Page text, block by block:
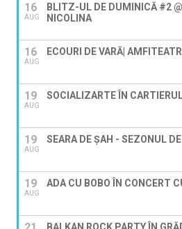
16
AUG
BLITZ-UL DE DUMINICĂ #2
NICOLINA
16
AUG
ECOURI DE VARĂ|
19
AUG
SOCIALIZARTE ÎN
19
AUG
SEARA DE ȘAH - SEZONUL
19
AUG
ADA CU BOBO ÎN CONCERT